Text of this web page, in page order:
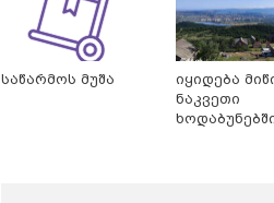
საწარმოს მუშა
იყიდება
ნაკვეთი